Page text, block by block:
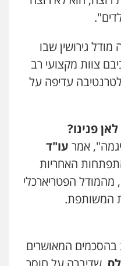
מודל גירושין שבו
צוות מקצועי רב
עדיפה על
פנינו?
אמר עו"ד
האחריות
הפטריארכלי
המשותפת.
בהסכמים המאושרים
עורכי דין לענייני אסירים